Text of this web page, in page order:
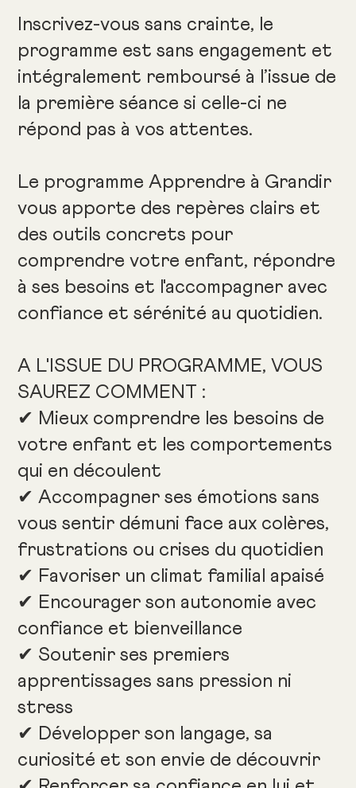
Inscrivez-vous sans crainte, le
programme est sans engagement et
intégralement remboursé à l’issue de
la première séance si celle-ci ne
répond pas à vos attentes.
Le programme Apprendre à Grandir
vous apporte des repères clairs et
des outils concrets pour
comprendre votre enfant, répondre
à ses besoins et l'accompagner avec
confiance et sérénité au quotidien.
A L'ISSUE DU PROGRAMME, VOUS
SAUREZ COMMENT :
✔ Mieux comprendre les besoins de
votre enfant et les comportements
qui en découlent
✔ Accompagner ses émotions sans
vous sentir démuni face aux colères,
frustrations ou crises du quotidien
✔ Favoriser un climat familial apaisé
✔ Encourager son autonomie avec
confiance et bienveillance
✔ Soutenir ses premiers
apprentissages sans pression ni
stress
✔ Développer son langage, sa
curiosité et son envie de découvrir